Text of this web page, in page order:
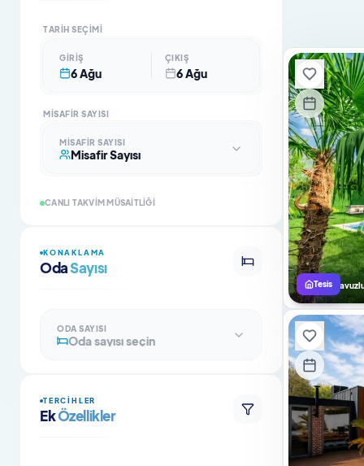
TARIH SEÇIMI
GIRIŞ
6 Ağu
ÇIKIŞ
6 Ağu
MISAFIR SAYISI
MISAFIR SAYISI
Misafir Sayısı
CANLI TAKVIM MÜSAITLIĞI
KONAKLAMA
OdaSayısı
ODA SAYISI
Oda sayısı seçin
TERCIHLER
EkÖzellikler
Isıtmalı
Tesis